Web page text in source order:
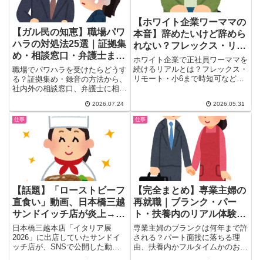
【ガル民の知恵】職場パワ
ハラの対処法25選｜証拠集
め・相談窓口・弁護士まで
本音まとめ
職場でパワハラを受けたらどうす
る？証拠集め・録音の方法から、
社内外の相談窓口、弁護士に相談
アルな体験談と実践アドバイスを
25選にまとめました。一人で抱
え込まず、まずは正しい対処法を
知ることから始めませんか。
2026.07.24
【ホワイト企業ワーママの
本音】辞めたいけど辞めら
れない？フレックス・リモ
ート・時短で感じるリアル
な働き方25選
ホワイト企業で正社員ワーママを
続けるリアルとは？フレックス・
リモート・小6まで時短可など充
「自分の稼ぎで対等でいたい」と
いうガル民の本音が炸裂。育休後
の働き方を考える女性必見。
2026.05.31
仕事
【話題】「ローストビーフ
直食い」動画、日本橋三越
サンドイッチ店が炎上→ガ
ル民「やってるのが店長」
「自分達で動画あげてた
の？」
日本橋三越本店「イタリア展
2026」に出店していたサンドイ
ッチ店が、SNSで公開した動画
仕事
【完全まとめ】専業主婦の
再就職｜ブランク・パー
ト・扶養内のリアル体験談
を総整理
専業主婦のブランクは何年まで許
される？パート面接に落ちる理
由、扶養内かフルタイムかのお金